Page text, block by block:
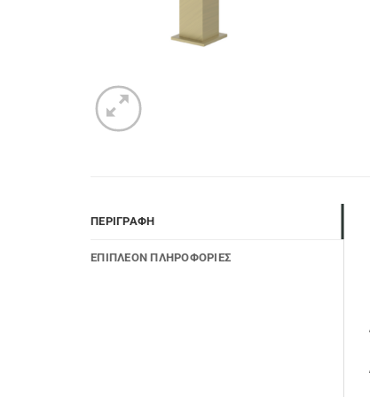
ΠΕΡΙΓΡΑΦΉ
ΕΠΙΠΛΈΟΝ ΠΛΗΡΟΦΟΡΊΕΣ